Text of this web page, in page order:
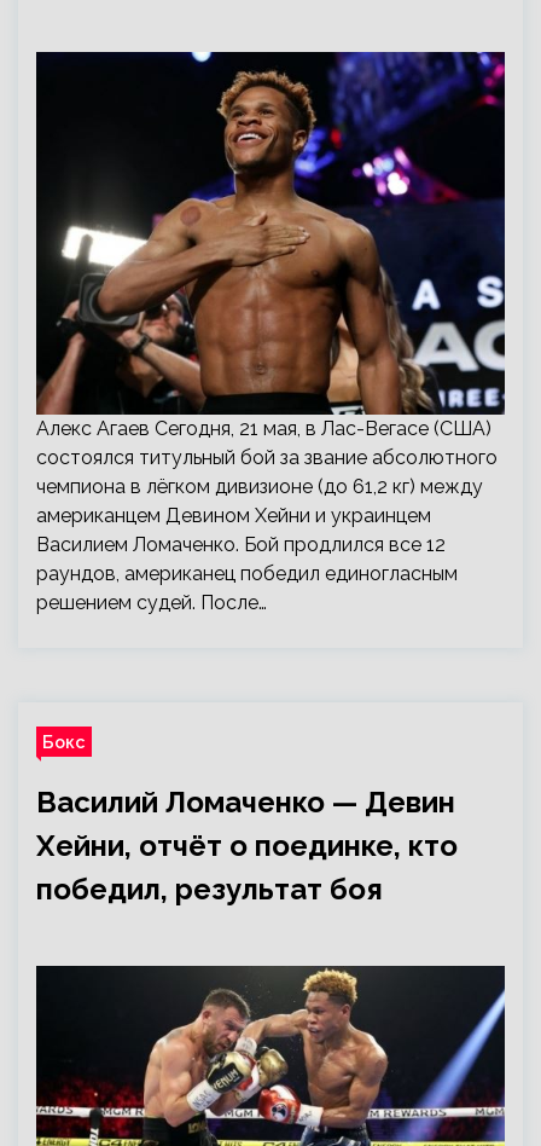
Алекс Агаев Сегодня, 21 мая, в Лас-Вегасе (США)
состоялся титульный бой за звание абсолютного
чемпиона в лёгком дивизионе (до 61,2 кг) между
американцем Девином Хейни и украинцем
Василием Ломаченко. Бой продлился все 12
раундов, американец победил единогласным
решением судей. После…
Бокс
Василий Ломаченко — Девин
Хейни, отчёт о поединке, кто
победил, результат боя